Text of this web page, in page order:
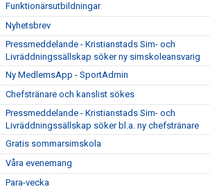
Funktionärsutbildningar
Nyhetsbrev
Pressmeddelande - Kristianstads Sim- och
Livräddningssällskap söker ny simskoleansvarig
Ny MedlemsApp - SportAdmin
Chefstränare och kanslist sökes
Pressmeddelande - Kristianstads Sim- och
Livräddningssällskap söker bl.a. ny chefstränare
Gratis sommarsimskola
Våra evenemang
Para-vecka